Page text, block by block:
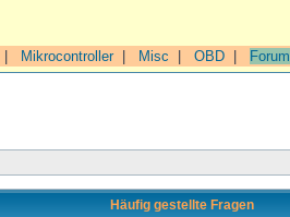
Mikrocontroller| Misc OBD Forum
Häufig gestellte Fragen